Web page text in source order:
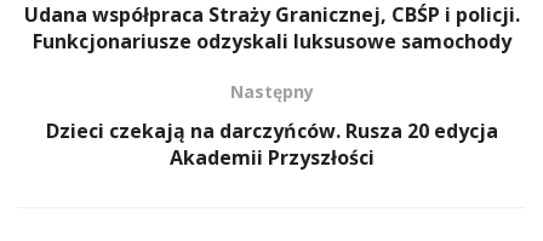
Udana współpraca Straży Granicznej, CBŚP i policji.
Funkcjonariusze odzyskali luksusowe samochody
Następny
Dzieci czekają na darczyńców. Rusza 20 edycja
Akademii Przyszłości